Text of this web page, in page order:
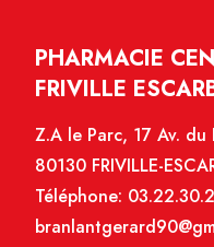
PHARMACIE
FRIVILLE
Z.A le Parc, 17 Av. du
80130 FRIVILLE-
Téléphone: